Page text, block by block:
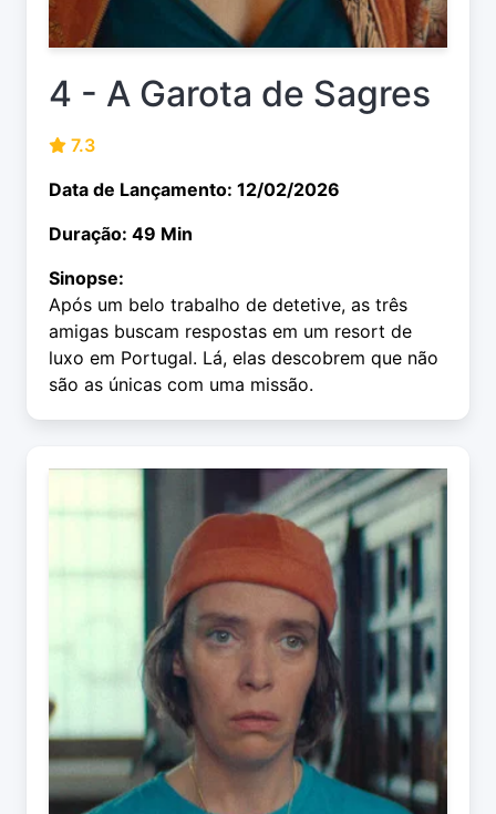
4 - A Garota de Sagres
7.3
Data de Lançamento: 12/02/2026
Duração: 49 Min
Sinopse:
Após um belo trabalho de detetive, as três
amigas buscam respostas em um resort de
luxo em Portugal. Lá, elas descobrem que não
são as únicas com uma missão.